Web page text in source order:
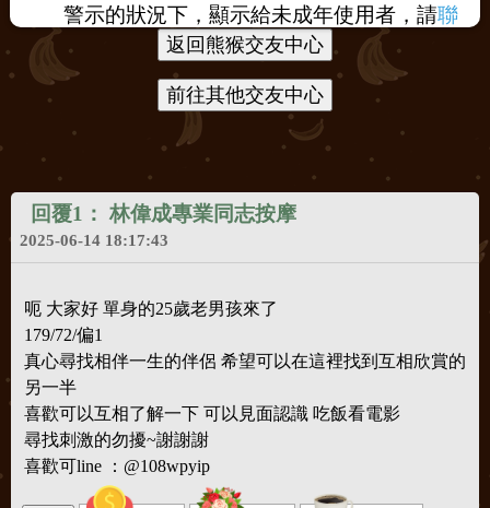
回覆1： 林偉成專業同志按摩
2025-06-14 18:17:43
呃 大家好 單身的25歲老男孩來了
179/72/偏1
真心尋找相伴一生的伴侶 希望可以在這裡找到互相欣賞的
另一半
喜歡可以互相了解一下 可以見面認識 吃飯看電影
尋找刺激的勿擾~謝謝謝
喜歡可line ：@108wpyip
警示的狀況下，顯示給未成年使用者，請聯
，謝謝您的合作。